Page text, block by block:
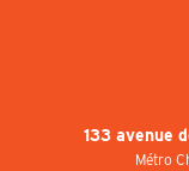
133 avenue
Métro